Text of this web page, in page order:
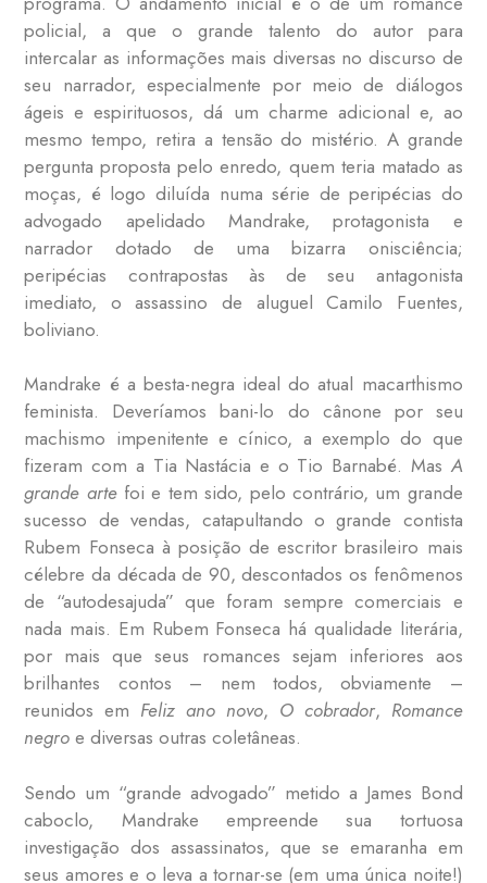
policial, a que o grande talento do autor para
intercalar as informações mais diversas no discurso de
seu narrador, especialmente por meio de diálogos
ágeis e espirituosos, dá um charme adicional e, ao
mesmo tempo, retira a tensão do mistério. A grande
pergunta proposta pelo enredo, quem teria matado as
moças, é logo diluída numa série de peripécias do
advogado apelidado Mandrake, protagonista e
narrador dotado de uma bizarra onisciência;
peripécias contrapostas às de seu antagonista
imediato, o assassino de aluguel Camilo Fuentes,
boliviano.
Mandrake é a besta-negra ideal do atual macarthismo
feminista. Deveríamos bani-lo do cânone por seu
machismo impenitente e cínico, a exemplo do que
fizeram com a Tia Nastácia e o Tio Barnabé. Mas A
grande artefoi e tem sido, pelo contrário, um grande
sucesso de vendas, catapultando o grande contista
Rubem Fonseca à posição de escritor brasileiro mais
célebre da década de 90, descontados os fenômenos
de “autodesajuda” que foram sempre comerciais e
nada mais. Em Rubem Fonseca há qualidade literária,
por mais que seus romances sejam inferiores aos
brilhantes contos – nem todos, obviamente –
reunidos em Feliz ano novo, O cobrador, Romance
negro e diversas outras coletâneas.
Sendo um “grande advogado” metido a James Bond
caboclo, Mandrake empreende sua tortuosa
investigação dos assassinatos, que se emaranha em
seus amores e o leva a tornar-se (em uma única noite!)